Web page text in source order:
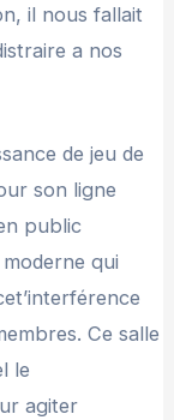
il nous fallait
a nos
de jeu de
son ligne
public
qui
Ce salle
le
agiter